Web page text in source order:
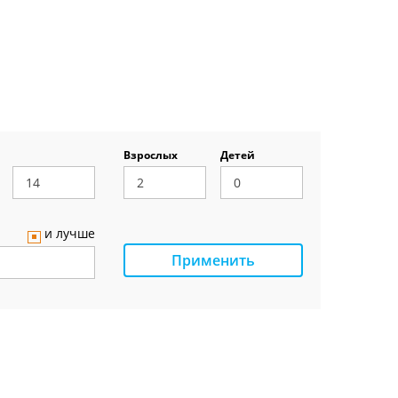
Взрослых Детей
и лучше
Применить